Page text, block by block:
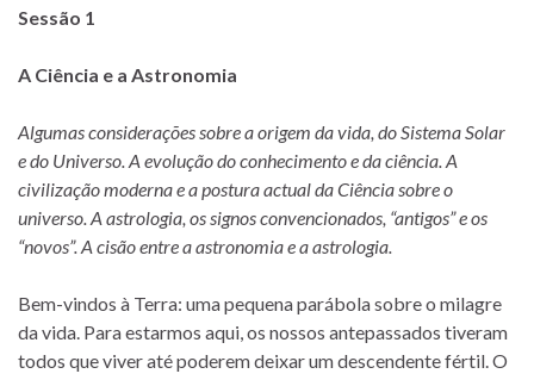
Sessão 1
A Ciência e a Astronomia
Algumas considerações sobre a origem da vida, do Sistema Solar
e do Universo. A evolução do conhecimento e da ciência. A
civilização moderna e a postura actual da Ciência sobre o
universo. A astrologia, os signos convencionados, “antigos” e os
“novos”. A cisão entre a astronomia e a astrologia.
Bem-vindos à Terra: uma pequena parábola sobre o milagre
da vida. Para estarmos aqui, os nossos antepassados tiveram
todos que viver até poderem deixar um descendente fértil. O